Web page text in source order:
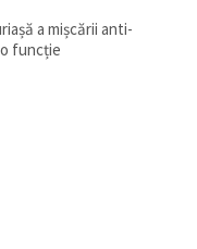
a mișcării anti-
funcție